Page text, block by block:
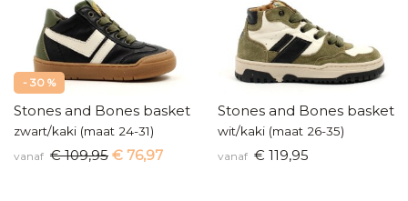
- 30 %
Stones and Bones basketters
zwart/kaki (maat 24-31)
vanaf € 109,95 € 76,97
Stones and Bones
wit/kaki (maat 26-35)
vanaf € 119,95